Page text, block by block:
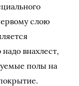
слою
внахлест,
полы на